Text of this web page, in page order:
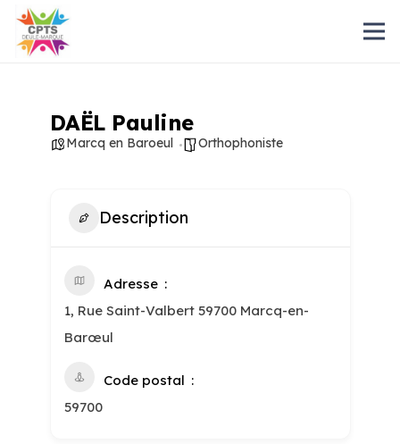
DAËL Pauline
Marcq en Baroeul Orthophoniste
Description
Adresse
1, Rue Saint-Valbert 59700 Marcq-en-
Barœul
Code postal
59700